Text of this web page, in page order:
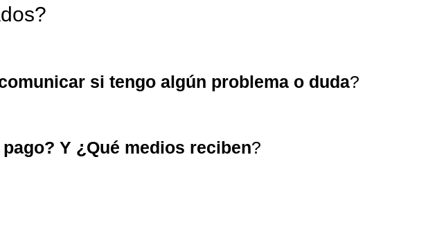
si tengo algún problema o duda?
Y ¿Qué medios reciben?